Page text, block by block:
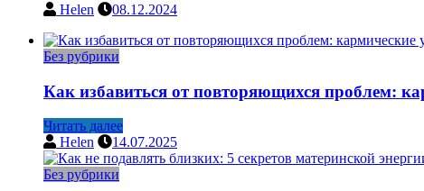
Helen 08.12.2024
Без рубрики
Как избавиться от повторяющихся проблем:
Читать далее
Helen
14.07.2025
Без рубрики